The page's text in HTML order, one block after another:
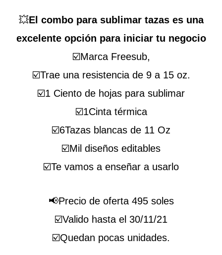
💥El combo para sublimar tazas es una
excelente opción para iniciar tu negocio
☑️Marca Freesub,
☑️Trae una resistencia de 9 a 15 oz.
☑️1 Ciento de hojas para sublimar
☑️1Cinta térmica
☑️6Tazas blancas de 11 Oz
☑️Mil diseños editables
☑️Te vamos a enseñar a usarlo
📢Precio de oferta 495 soles
☑️Valido hasta el 30/11/21
☑️Quedan pocas unidades.